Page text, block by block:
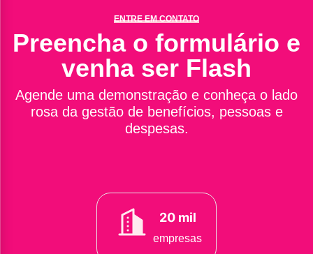
ENTRE EM CONTATO
Preencha o formulário e
venha ser Flash
Agende uma demonstração e conheça o lado
rosa da gestão de benefícios, pessoas e
despesas.
20 mil
empresas